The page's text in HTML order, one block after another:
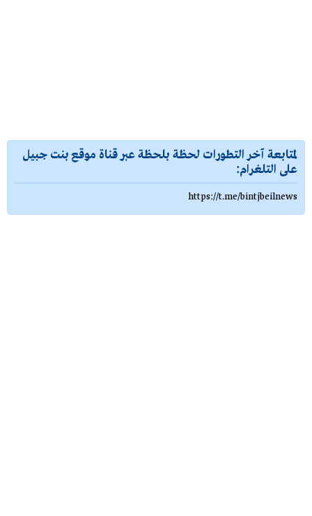
لمتابعة آخر التطورات لحظة بلحظة عبر قناة موقع بنت جبيل
على التلغرام:
https://t.me/bintjbeilnews